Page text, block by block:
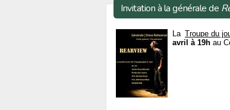
Invitation à la générale de
La Troupe du
avril à 19h au